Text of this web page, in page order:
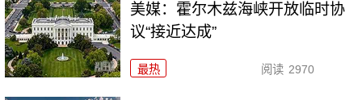
美媒：霍尔木兹海峡开放临时协
议“接近达成”
最热 阅读 2970